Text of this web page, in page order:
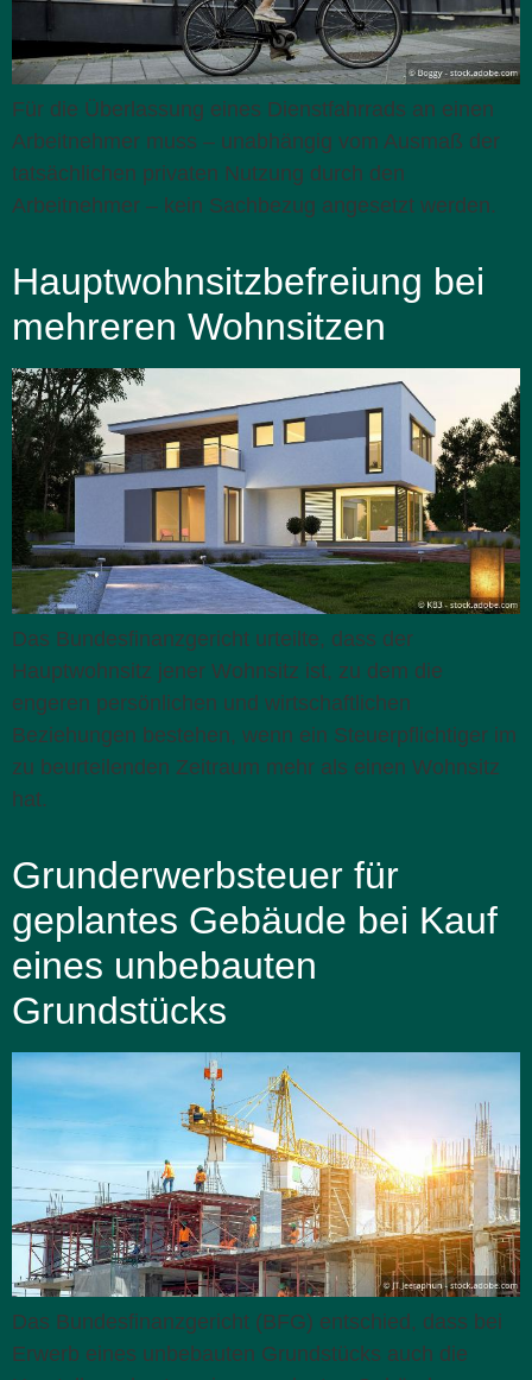
Für die Überlassung eines Dienstfahrrads an einen
Arbeitnehmer muss – unabhängig vom Ausmaß der
tatsächlichen privaten Nutzung durch den
Arbeitnehmer – kein Sachbezug angesetzt werden.
Hauptwohnsitzbefreiung bei
mehreren Wohnsitzen
Das Bundesfinanzgericht urteilte, dass der
Hauptwohnsitz jener Wohnsitz ist, zu dem die
engeren persönlichen und wirtschaftlichen
Beziehungen bestehen, wenn ein Steuerpflichtiger im
zu beurteilenden Zeitraum mehr als einen Wohnsitz
hat.
Grunderwerbsteuer für
geplantes Gebäude bei Kauf
eines unbebauten
Grundstücks
Das Bundesfinanzgericht (BFG) entschied, dass bei
Erwerb eines unbebauten Grundstücks auch die